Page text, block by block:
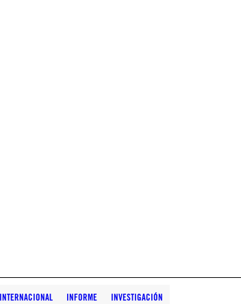
INFORME INVESTIGACIÓN